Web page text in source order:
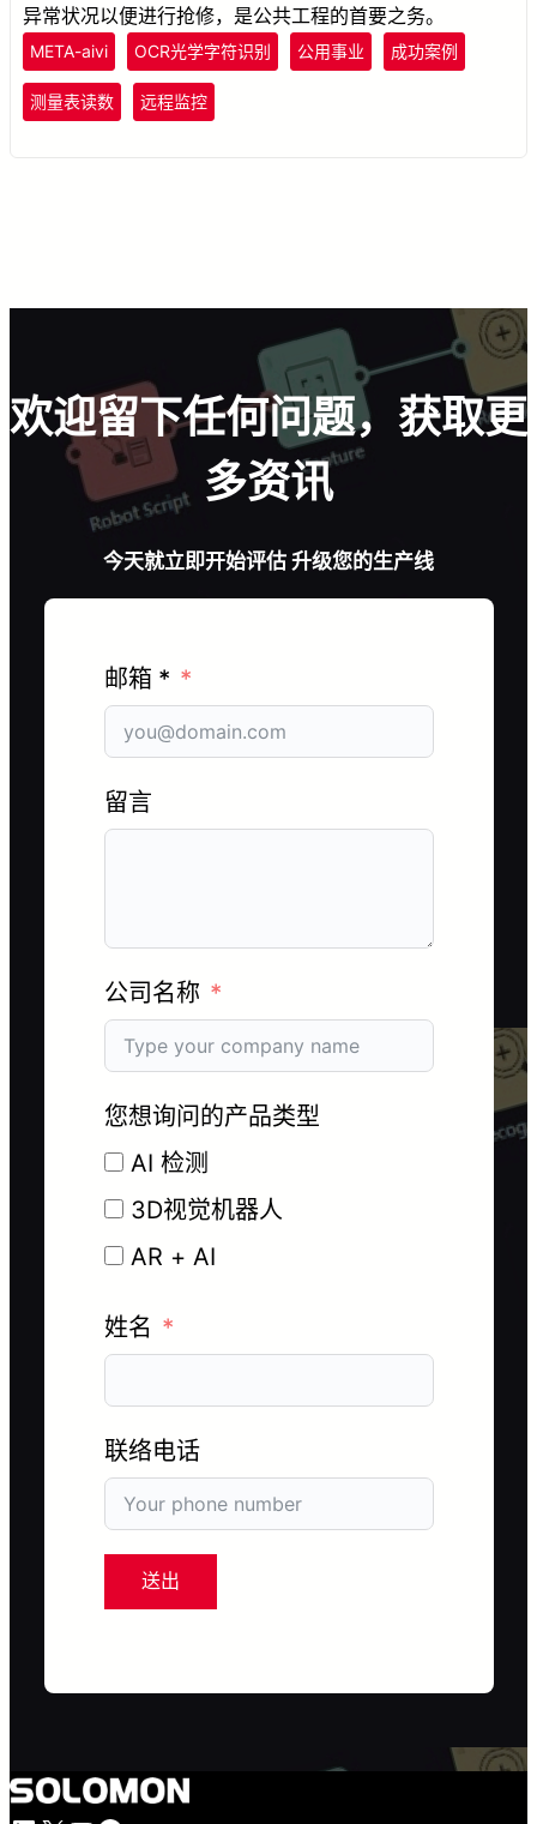
异常状况以便进行抢修，是公共工程的首要之务。
META-aivi OCR光学字符识别 公用事业 成功案例
测量表读数 远程监控
欢迎留下任何问题，获取更
多资讯
今天就立即开始评估 升级您的生产线
邮箱 *
留言
公司名称
您想询问的产品类型
AI 检测
3D视觉机器人
AR + AI
姓名
联络电话
送出
LinkedIn
X YouTube
Facebook